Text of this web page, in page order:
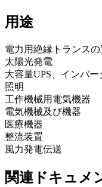
用途
電力用絶縁トランスの
太陽光発電
大容量UPS、インバー
照明
工作機械用電気機器
電気機械及び機器
医療機器
整流装置
風力発電伝送
関連ドキュメ